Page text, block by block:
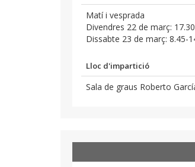
Matí i vesprada
Divendres 22 de març:
Dissabte 23 de març: 8.45-
Lloc d'impartició
Sala de graus Roberto